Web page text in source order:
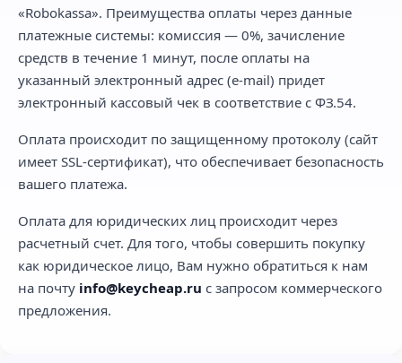
«Robokassa». Преимущества оплаты через данные
платежные системы: комиссия — 0%, зачисление
средств в течение 1 минут, после оплаты на
указанный электронный адрес (e-mail) придет
электронный кассовый чек в соответствие с ФЗ.54.
Оплата происходит по защищенному протоколу (сайт
имеет SSL-сертификат), что обеспечивает безопасность
вашего платежа.
Оплата для юридических лиц происходит через
расчетный счет. Для того, чтобы совершить покупку
как юридическое лицо, Вам нужно обратиться к нам
на почту info@keycheap.ru с запросом коммерческого
предложения.